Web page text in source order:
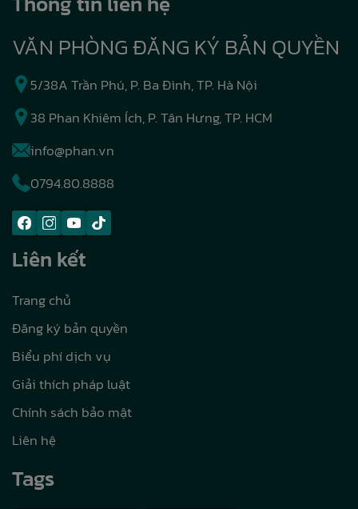
VĂN PHÒNG ĐĂNG KÝ BẢN QUYỀN
5/38A Trần Phú, P. Ba Đình, TP. Hà Nội
38 Phan Khiêm Ích, P. Tân Hưng, TP. HCM
info@phan.vn
0794.80.8888
Liên kết
Trang chủ
Đăng ký bản quyền
Biểu phí dịch vụ
Giải thích pháp luật
Chính sách bảo mật
Liên hệ
Tags